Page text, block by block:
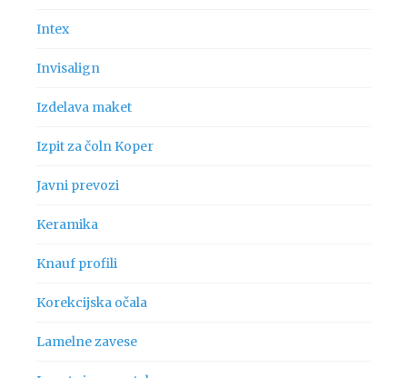
Intex
Invisalign
Izdelava maket
Izpit za čoln Koper
Javni prevozi
Keramika
Knauf profili
Korekcijska očala
Lamelne zavese